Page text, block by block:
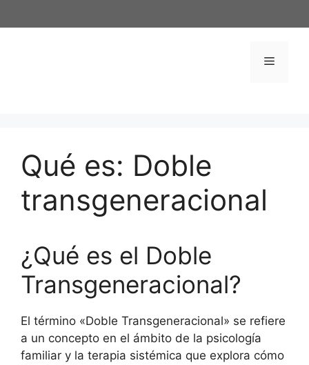
al
Menú
Qué es: Doble
transgeneracional
¿Qué es el Doble
Transgeneracional?
El término «Doble Transgeneracional» se refiere
a un concepto en el ámbito de la psicología
familiar y la terapia sistémica que explora cómo